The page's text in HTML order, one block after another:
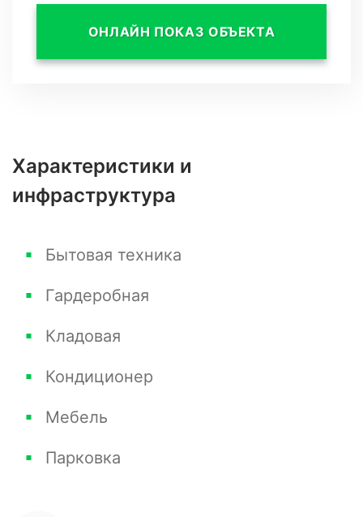
ОНЛАЙН ПОКАЗ ОБЪЕКТА
Характеристики и
инфраструктура
Бытовая техника
Гардеробная
Кладовая
Кондиционер
Мебель
Парковка